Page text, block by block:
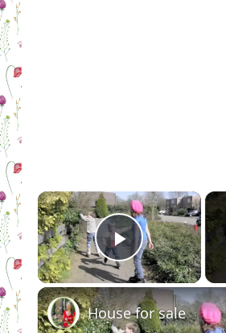
×
Play Video
House for sale